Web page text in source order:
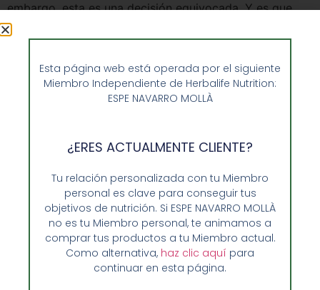
embargo, esta es una decisión equivocada. Y es que
aunque no vayamos a visitar la playa o la piscina […]
Opiniones de Clientes
Esta página web está operada por el siguiente
Miembro Independiente de Herbalife Nutrition:
ESPE NAVARRO MOLLÀ
¿ERES ACTUALMENTE CLIENTE?
Tu relación personalizada con tu Miembro
personal es clave para conseguir tus
objetivos de nutrición. Si ESPE NAVARRO MOLLÀ
no es tu Miembro personal, te animamos a
comprar tus productos a tu Miembro actual.
Como alternativa, haz clic aquí para
continuar en esta página.